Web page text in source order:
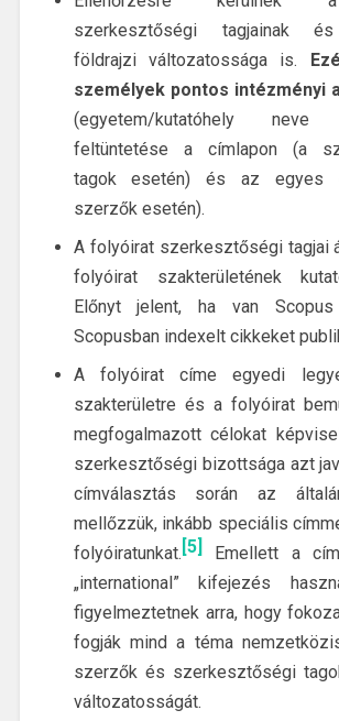
szerkesztőségi tagjainak
földrajzi változatossága is.
személyek pontos intézményi
(egyetem/kutatóhely
feltüntetése a címlapon (a
tagok esetén) és az egyes
szerzők esetén).
A folyóirat szerkesztőségi tagjai
folyóirat szakterületének
Előnyt jelent, ha van
Scopusban indexelt cikkeket
A folyóirat címe egyedi
szakterületre és a folyóirat
megfogalmazott célokat
szerkesztőségi bizottsága azt
címválasztás során az
mellőzzük, inkább speciális
folyóiratunkat. [5]Emellett a
„international” kifejezés
figyelmeztetnek arra, hogy
fogják mind a téma
szerzők és szerkesztőségi
változatosságát.